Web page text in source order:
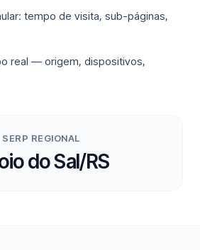
tempo de visita, sub-páginas,
real — origem, dispositivos,
SERP REGIONAL
do Sal/RS